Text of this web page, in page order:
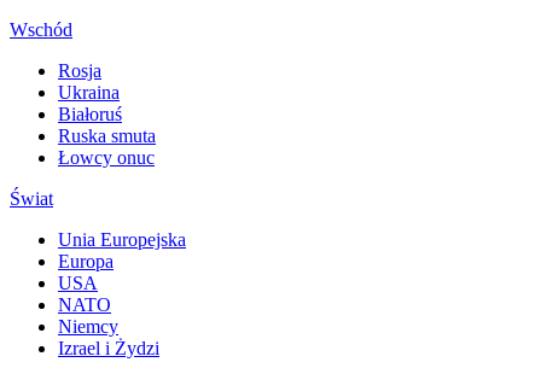
Wschód
Rosja
Ukraina
Białoruś
Ruska smuta
Łowcy onuc
Świat
Unia Europejska
Europa
USA
NATO
Niemcy
Izrael i Żydzi